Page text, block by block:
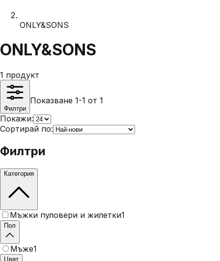
ONLY&SONS
ONLY&SONS
1 продукт
Филтри
Показване 1-1 от 1
Покажи:
Сортирай по:
Филтри
Категория
Мъжки пуловери и жилетки1
Пол
Мъже1
Цвят